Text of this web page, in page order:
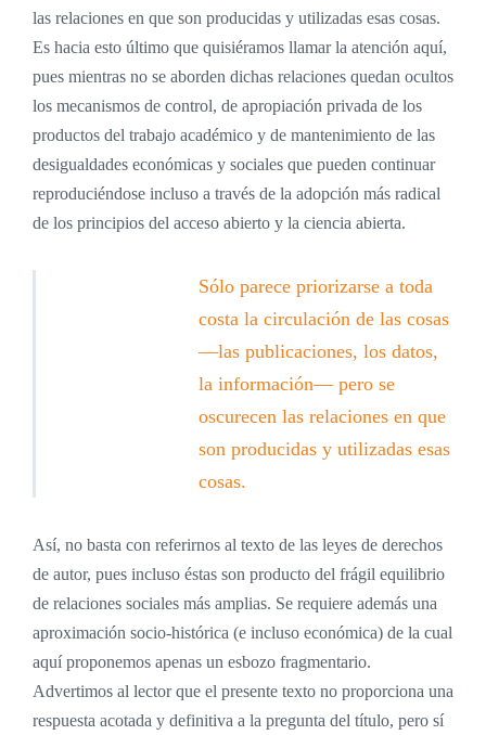
las relaciones en que son producidas y utilizadas esas cosas.
Es hacia esto último que quisiéramos llamar la atención aquí,
pues mientras no se aborden dichas relaciones quedan ocultos
los mecanismos de control, de apropiación privada de los
productos del trabajo académico y de mantenimiento de las
desigualdades económicas y sociales que pueden continuar
reproduciéndose incluso a través de la adopción más radical
de los principios del acceso abierto y la ciencia abierta.
Sólo parece priorizarse a toda
costa la circulación de las cosas
—las publicaciones, los datos,
la información— pero se
oscurecen las relaciones en que
son producidas y utilizadas esas
cosas.
Así, no basta con referirnos al texto de las leyes de derechos
de autor, pues incluso éstas son producto del frágil equilibrio
de relaciones sociales más amplias. Se requiere además una
aproximación socio-histórica (e incluso económica) de la cual
aquí proponemos apenas un esbozo fragmentario.
Advertimos al lector que el presente texto no proporciona una
respuesta acotada y definitiva a la pregunta del título, pero sí